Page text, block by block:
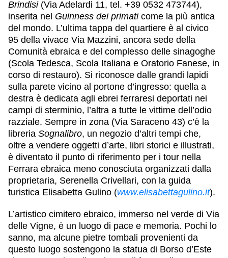
Brindisi(Via Adelardi 11, tel. +39 0532 473744),
inserita nel Guinness dei primaticome la più antica
del mondo. L’ultima tappa del quartiere è al civico
95 della vivace Via Mazzini, ancora sede della
Comunità ebraica e del complesso delle sinagoghe
(Scola Tedesca, Scola Italiana e Oratorio Fanese, in
corso di restauro). Si riconosce dalle grandi lapidi
sulla parete vicino al portone d’ingresso: quella a
destra è dedicata agli ebrei ferraresi deportati nei
campi di sterminio, l’altra a tutte le vittime dell’odio
razziale. Sempre in zona (Via Saraceno 43) c’è la
libreria Sognalibro, un negozio d’altri tempi che,
oltre a vendere oggetti d’arte, libri storici e illustrati,
è diventato il punto di riferimento per i tour nella
Ferrara ebraica meno conosciuta organizzati dalla
proprietaria, Serenella Crivellari, con la guida
turistica Elisabetta Gulino (www.elisabettagulino.it).
L’artistico cimitero ebraico, immerso nel verde di Via
delle Vigne, è un luogo di pace e memoria. Pochi lo
sanno, ma alcune pietre tombali provenienti da
questo luogo sostengono la statua di Borso d’Este